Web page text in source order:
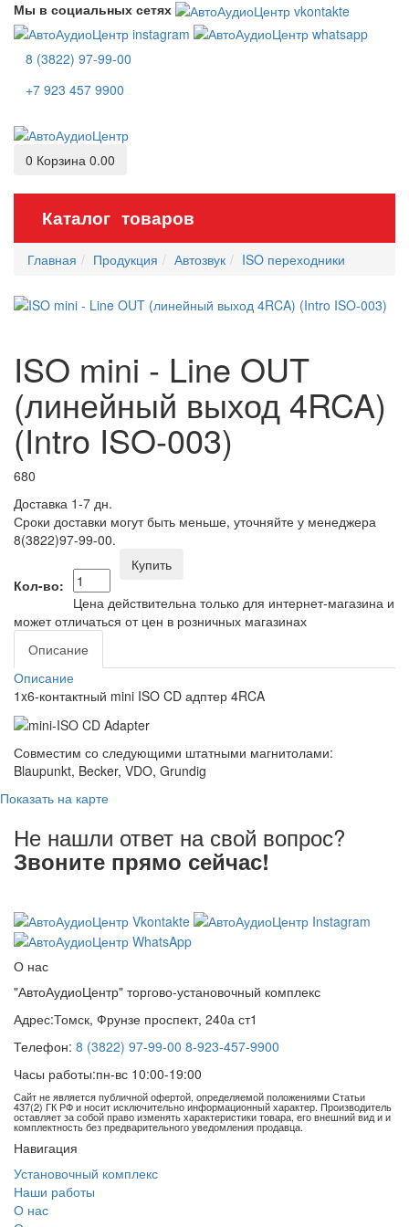
Мы в социальных сетях
8 (3822) 97-99-00
+7 923 457 9900
0 Корзина 0.00
Каталог товаров
Главная Продукция Автозвук ISO переходники
ISO mini - Line OUT
(линейный выход 4RCA)
(Intro ISO-003)
680
Доставка 1-7 дн.
Сроки доставки могут быть меньше, уточняйте у менеджера
8(3822)97-99-00.
Кол-во:
Купить
Цена действительна только для интернет-магазина и
может отличаться от цен в розничных магазинах
Описание
Описание
1x6-контактный mini ISO CD адптер 4RCA
Совместим со следующими штатными магнитолами:
Blaupunkt, Becker, VDO, Grundig
Показать на карте
Не нашли ответ на свой вопрос?
Звоните прямо сейчас!
О нас
"АвтоАудиоЦентр" торгово-установочный комплекс
Адрес:Томск, Фрунзе проспект, 240а ст1
Телефон: 8 (3822) 97-99-00 8-923-457-9900
Часы работы:пн-вс 10:00-19:00
Сайт не является публичной офертой, определяемой положениями Статьи
437(2) ГК РФ и носит исключительно информационный характер. Производитель
оставляет за собой право изменять характеристики товара, его внешний вид и и
комплектность без предварительного уведомления продавца.
Навигация
Установочный комплекс
Наши работы
О нас